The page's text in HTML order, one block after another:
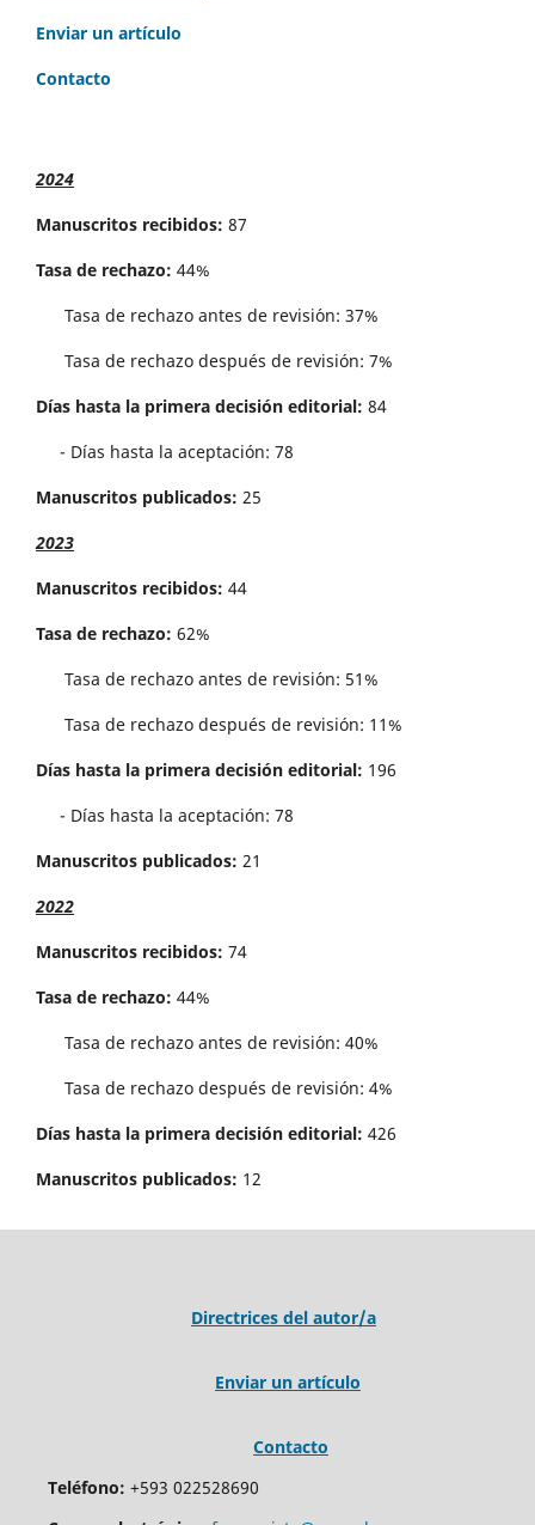
Enviar un artículo
Contacto
2024
Manuscritos recibidos: 87
Tasa de rechazo: 44%
Tasa de rechazo antes de revisi´on: 37%
Tasa de rechazo después de revisión: 7%
Días hasta la primera decisión editorial: 84
- Días hasta la aceptación: 78
Manuscritos publicados: 25
2023
Manuscritos recibidos: 44
Tasa de rechazo: 62%
Tasa de rechazo antes de revisi´on: 51%
Tasa de rechazo después de revisión: 11%
Días hasta la primera decisión editorial: 196
- Días hasta la aceptación: 78
Manuscritos publicados: 21
2022
Manuscritos recibidos: 74
Tasa de rechazo: 44%
Tasa de rechazo antes de revisi´on: 40%
Tasa de rechazo después de revisión: 4%
Días hasta la primera decisión editorial: 426
Manuscritos publicados: 12
Directrices del autor/a
Enviar un artículo
Contacto
Teléfono: +593 022528690